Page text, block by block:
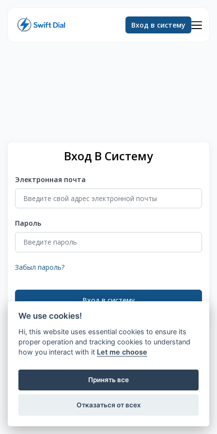
Вход в систему
Вход В Систему
Электронная почта
Пароль
Забыл пароль?
Вход в систему
We use cookies!
Hi, this website uses essential cookies to ensure its
proper operation and tracking cookies to understand
how you interact with it Let me choose
Принять все
Отказаться от всех